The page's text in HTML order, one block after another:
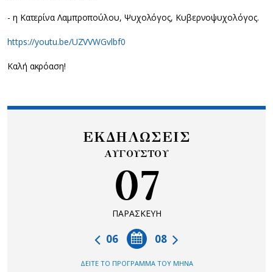
- η Κατερίνα Λαμπροπούλου, Ψυχολόγος, Κυβερνοψυχολόγος.
https://youtu.be/UZVVWGvlbf0
Καλή ακρόαση!
ΕΚΔΗΛΩΣΕΙΣ
ΑΥΓΟΥΣΤΟΥ
07
ΠΑΡΑΣΚΕΥΗ
08
06
ΔΕΙΤΕ ΤΟ ΠΡΟΓΡΑΜΜΑ ΤΟΥ ΜΗΝΑ